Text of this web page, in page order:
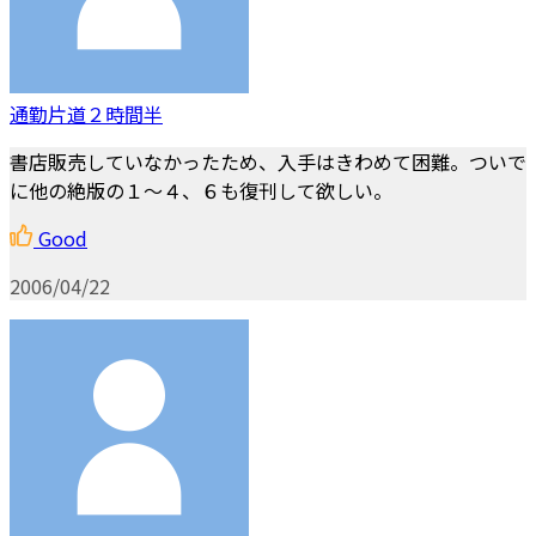
通勤片道２時間半
書店販売していなかったため、入手はきわめて困難。ついで
に他の絶版の１～４、６も復刊して欲しい。
Good
2006/04/22